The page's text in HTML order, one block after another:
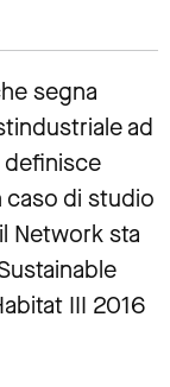
segna
ad
definisce
caso di studio
Network sta
III 2016